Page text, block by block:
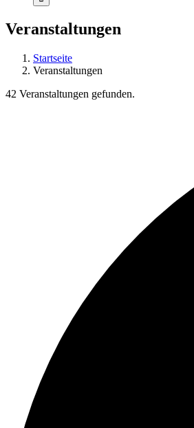
Veranstaltungen
Startseite
Veranstaltungen
42 Veranstaltungen gefunden.